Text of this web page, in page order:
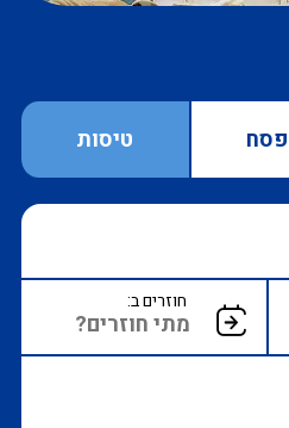
פסח טיסות
יעד או עבור לכפתור הבא לבחירת יעד
חוזרים ב: